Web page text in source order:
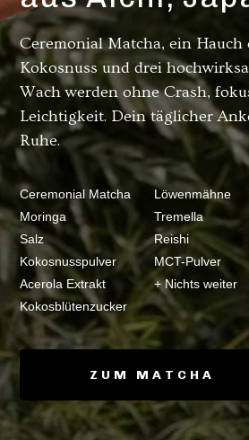
Ceremonial Matcha, ein Hauch
Kokosnuss und drei
Wach werden ohne Crash,
Leichtigkeit. Dein täglicher
Ruhe.
Ceremonial Matcha
Moringa
Salz
Kokosnusspulver
Acerola Extrakt
Kokosblütenzucker
Löwenmähne
Tremella
Reishi
MCT-Pulver
+ Nichts weiter
ZUM MATCHA